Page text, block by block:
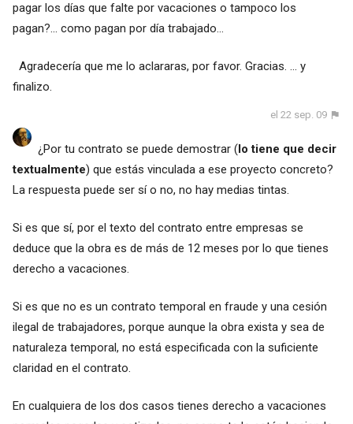
pagar los días que falte por vacaciones o tampoco los
pagan?... como pagan por día trabajado...
Agradecería que me lo aclararas, por favor. Gracias. ... y
finalizo.
el 22 sep. 09
¿Por tu contrato se puede demostrar (lo tiene que decir
textualmente) que estás vinculada a ese proyecto concreto?
La respuesta puede ser sí o no, no hay medias tintas.
Si es que sí, por el texto del contrato entre empresas se
deduce que la obra es de más de 12 meses por lo que tienes
derecho a vacaciones.
Si es que no es un contrato temporal en fraude y una cesión
ilegal de trabajadores, porque aunque la obra exista y sea de
naturaleza temporal, no está especificada con la suficiente
claridad en el contrato.
En cualquiera de los dos casos tienes derecho a vacaciones